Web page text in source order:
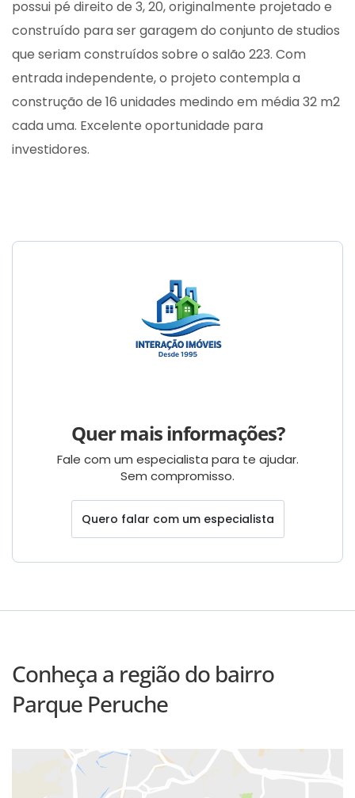
possui pé direito de 3, 20, originalmente projetado e
construído para ser garagem do conjunto de studios
que seriam construídos sobre o salão 223. Com
entrada independente, o projeto contempla a
construção de 16 unidades medindo em média 32 m2
cada uma. Excelente oportunidade para
investidores.
Quer mais informações?
Fale com um especialista para te ajudar.
Sem compromisso.
Quero falar com um especialista
Conheça a região do bairro
Parque Peruche